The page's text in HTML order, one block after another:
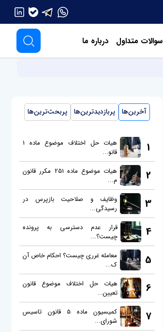
سوالات متداول درباره ما
آخرین‌ها پربازدیدترین‌ها پربحث‌ترین‌ها
1
هیات حل اختلاف موضوع ماده 1
قانو...
2
هیات موضوع ماده 251 مکرر قانون
م...
3
وظایف و صلاحیت بازپرس در
رسیدگی...
4
قرار عدم دسترسی به پرونده
چیست؟...
5
معامله غرری چیست؟ احکام خاص آن
ک...
6
هیات حل اختلاف موضوع قانون
تعیین...
7
کمیسیون ماده 5 قانون تاسیس
شورای...